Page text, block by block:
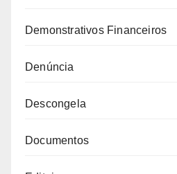
Demonstrativos Financeiros
Denúncia
Descongela
Documentos